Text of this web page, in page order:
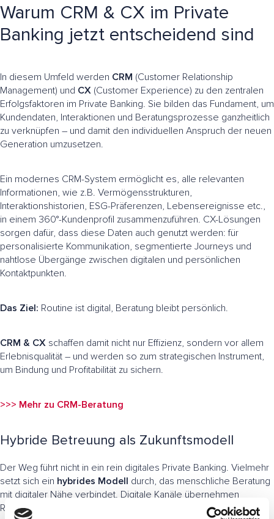
Warum CRM & CX im Private
Banking jetzt entscheidend sind
In diesem Umfeld werden CRM (Customer Relationship
Management) und CX (Customer Experience) zu den zentralen
Erfolgsfaktoren im Private Banking. Sie bilden das Fundament, um
Kundendaten, Interaktionen und Beratungsprozesse ganzheitlich
zu verknüpfen – und damit den individuellen Anspruch der neuen
Generation umzusetzen.
Ein modernes CRM-System ermöglicht es, alle relevanten
Informationen, wie z.B. Vermögensstrukturen,
Interaktionshistorien, ESG-Präferenzen, Lebensereignisse etc.,
in einem 360°-Kundenprofil zusammenzuführen. CX-Lösungen
sorgen dafür, dass diese Daten auch genutzt werden: für
personalisierte Kommunikation, segmentierte Journeys und
nahtlose Übergänge zwischen digitalen und persönlichen
Kontaktpunkten.
Das Ziel: Routine ist digital, Beratung bleibt persönlich.
CRM & CX schaffen damit nicht nur Effizienz, sondern vor allem
Erlebnisqualität – und werden so zum strategischen Instrument,
um Bindung und Profitabilität zu sichern.
>>> Mehr zu CRM-Beratung
Hybride Betreuung als Zukunftsmodell
Der Weg führt nicht in ein rein digitales Private Banking. Vielmehr
setzt sich ein hybrides Modell durch, das menschliche Beratung
mit digitaler Nähe verbindet. Digitale Kanäle übernehmen
Routineaufgaben wie Portfolio-Updates, Dokumentenaustausch